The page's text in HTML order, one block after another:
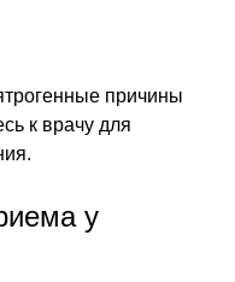
причины
к врачу для
у